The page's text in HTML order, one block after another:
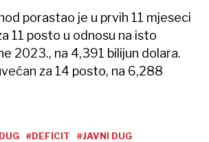
porastao je u prvih 11 mjeseci
11 posto u odnosu na isto
2023., na 4,391 bilijun dolara.
za 14 posto, na 6,288
#DEFICIT #JAVNI DUG